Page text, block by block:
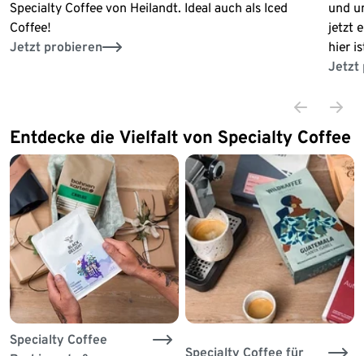
Specialty Coffee von Heilandt. Ideal auch als Iced
Coffee!
Jetzt probieren
und
jetzt
hier
Jetzt
Entdecke die Vielfalt von Specialty Coffee
Specialty Coffee
Specialty Coffee für